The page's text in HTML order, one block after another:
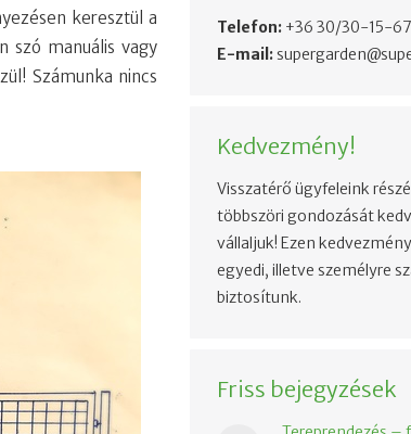
keresztül a
szó manuális vagy
Számunka nincs
Telefon: +36 30/30-15-
E-mail:
Kedvezmény!
Visszatérő ügyfeleink
többszöri gondozását
vállaljuk! Ezen
egyedi, illetve személyre
biztosítunk.
Friss bejegyzések